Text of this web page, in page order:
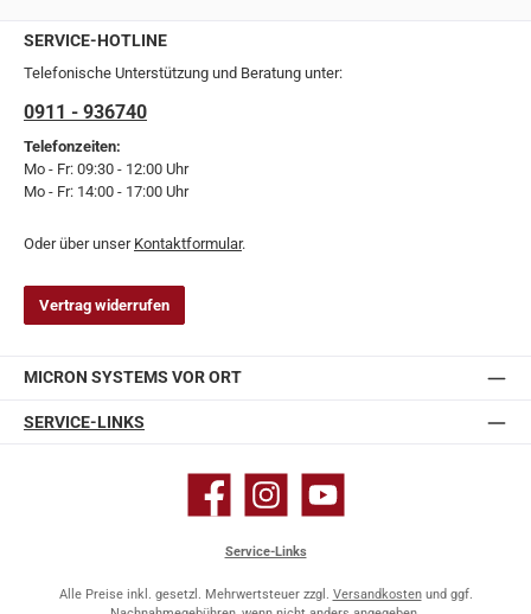
SERVICE-HOTLINE
Telefonische Unterstützung und Beratung unter:
0911 - 936740
Telefonzeiten:
Mo - Fr: 09:30 - 12:00 Uhr
Mo - Fr: 14:00 - 17:00 Uhr
Oder über unser Kontaktformular.
Vertrag widerrufen
MICRON SYSTEMS VOR ORT
SERVICE-LINKS
Facebook Instagram YouTube
Service-Links
Alle Preise inkl. gesetzl. Mehrwertsteuer zzgl. Versandkostenund ggf.